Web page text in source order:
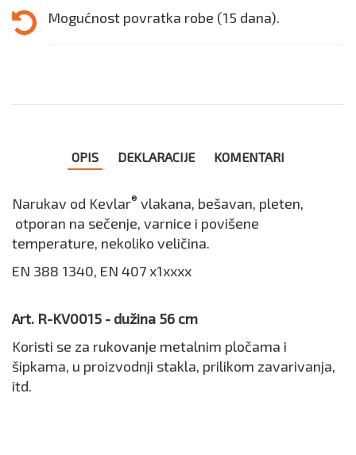
Mogućnost povratka robe (15 dana).
OPIS DEKLARACIJE KOMENTARI
Narukav od Kevlar® vlakana, bešavan, pleten,
otporan na sečenje, varnice i povišene
temperature, nekoliko veličina.
EN 388 1340, EN 407 x1xxxx
Art. R-KV0015 - dužina 56 cm
Koristi se za rukovanje metalnim pločama i
šipkama, u proizvodnji stakla, prilikom zavarivanja,
itd.